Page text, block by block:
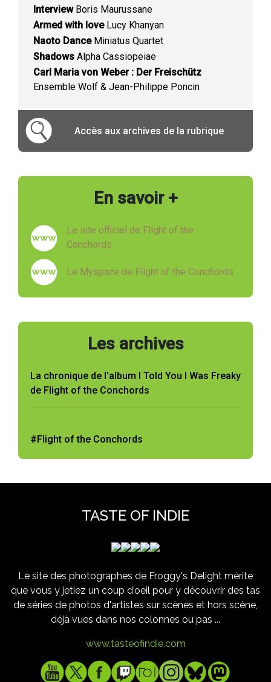
InterviewBoris Maurussane
Armed with loveLucy Khanyan
Naoto DanceMiniatus Quartet
Shadows Alpha Cassiopeiae
Carl Maria von Weber : Der Freischütz
Ensemble Wolf & Jean-Philippe Poncin
Accès aux archives de la rubrique
En savoir +
Le site officiel de Flight of the
Conchords
Le Myspace de Flight of the Conchords
Les archives
La chronique de l'album I Told You I Was Freaky
de Flight of the Conchords
#Flight of the Conchords
TASTE OF INDIE
Le site des photographes de Froggy's Delight mérite
que vous y jetiez un coup d'oeil pour y découvrir des tas
de séries de photos d'artistes sur scènes et hors scène,
déjà vues dans nos colonnes ou pas ...
www.tasteofindie.com